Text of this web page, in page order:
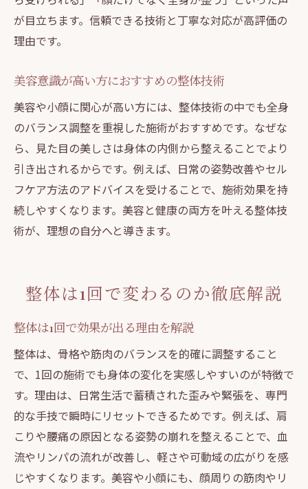
が目立ちます。信頼できる技術と丁寧な対応が高評価の
理由です。
美容意識が高い方におすすめの整体技術
美容や小顔に関心が高い方には、整体技術の中でも全身
のバランス調整を重視した施術がおすすめです。なぜな
ら、見た目の美しさは身体の内側から整えることでより
引き出されるからです。例えば、日常の姿勢改善やセル
フケア方法のアドバイスを受けることで、施術効果を持
続しやすくなります。美容と健康の両方を叶える整体技
術が、理想の自分へと導きます。
整体は1回で変わるのか徹底解説
整体は1回で効果が出る理由を解説
整体は、骨格や筋肉のバランスを的確に調整すること
で、1回の施術でも身体の変化を実感しやすいのが特徴で
す。理由は、日常生活で蓄積された歪みや緊張を、専門
的な手技で瞬時にリセットできるためです。例えば、肩
こりや腰痛の原因となる姿勢の崩れを整えることで、血
流やリンパの流れが改善し、軽さや可動域の広がりを感
じやすくなります。美容や小顔にも、顔周りの筋肉やリ